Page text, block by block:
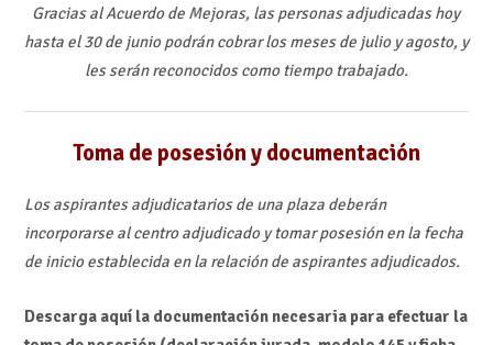
Gracias al Acuerdo de Mejoras, las personas adjudicadas hoy
hasta el 30 de junio podrán cobrar los meses de julio y agosto, y
les serán reconocidos como tiempo trabajado.
Toma de posesión y documentación
Los aspirantes adjudicatarios de una plaza deberán
incorporarse al centro adjudicado y tomar posesión en la fecha
de inicio establecida en la relación de aspirantes adjudicados.
Descarga aquí la documentación necesaria para efectuar la